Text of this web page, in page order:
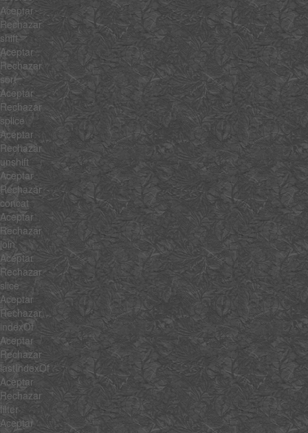
Aceptar
Rechazar
shift
Aceptar
Rechazar
sort
Aceptar
Rechazar
splice
Aceptar
Rechazar
unshift
Aceptar
Rechazar
concat
Aceptar
Rechazar
join
Aceptar
Rechazar
slice
Aceptar
Rechazar
indexOf
Aceptar
Rechazar
lastIndexOf
Aceptar
Rechazar
filter
Aceptar